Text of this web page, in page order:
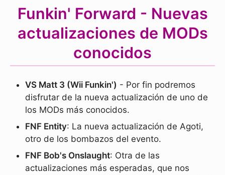
Funkin' Forward - Nuevas
actualizaciones de MODs
conocidos
VS Matt 3 (Wii Funkin') - Por fin podremos
disfrutar de la nueva actualización de uno de
los MODs más conocidos.
FNF Entity: La nueva actualización de Agoti,
otro de los bombazos del evento.
FNF Bob's Onslaught: Otra de las
actualizaciones más esperadas, que nos